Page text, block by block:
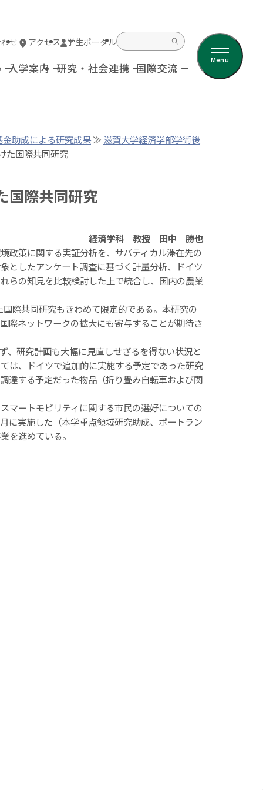
せ アクセス 学生ポータル
入学案内 研究・社会連携 国際交流
Menu
助成による研究成果≫滋賀大学経済学部学術後
た国際共同研究
国際共同研究
経済学科 教授 田中 勝也
策に関する実証分析を、サバティカル滞在先の
としたアンケート調査に基づく計量分析、ドイツ
らの知見を比較検討した上で統合し、国内の農業
際共同研究もきわめて限定的である。本研究の
際ネットワークの拡大にも寄与することが期待さ
研究計画も大幅に見直しせざるを得ない状況と
は、ドイツで追加的に実施する予定であった研究
達する予定だった物品（折り畳み自転車および関
ートモビリティに関する市民の選好についての
に実施した（本学重点領域研究助成、ポートラン
を進めている。